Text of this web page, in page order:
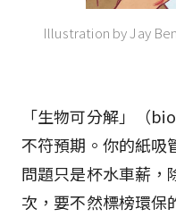
Illustration by Jay
「生物可分解」（
不符預期。你的紙吸
問題只是杯水車薪，
次，要不然標榜環保